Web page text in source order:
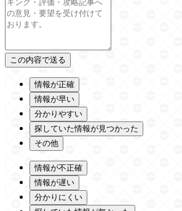
情報が正確
情報が早い
分かりやすい
探していた情報が見つかった
その他
情報が不正確
情報が遅い
分かりにくい